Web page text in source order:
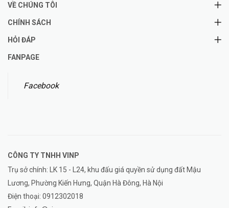
VỀ CHÚNG TÔI
CHÍNH SÁCH
HỎI ĐÁP
FANPAGE
Facebook
CÔNG TY TNHH VINP
Trụ sở chính: LK 15 - L24, khu đấu giá quyền sử dụng đất Mậu
Lương, Phường Kiến Hưng, Quận Hà Đông, Hà Nội
Điện thoại: 0912302018